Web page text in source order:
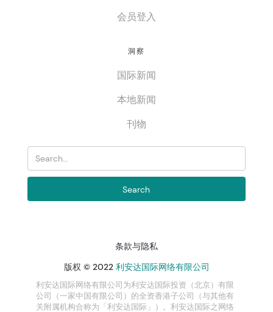
会员登入
洞察
国际新闻
本地新闻
刊物
条款与隐私
版权 © 2022 利安达国际网络有限公司
利安达国际网络有限公司为利安达国际投资（北京）有限
公司（一家中国有限公司）的全资香港子公司（与其他有
关附属机构合称为「利安达国际」）。利安达国际之网络